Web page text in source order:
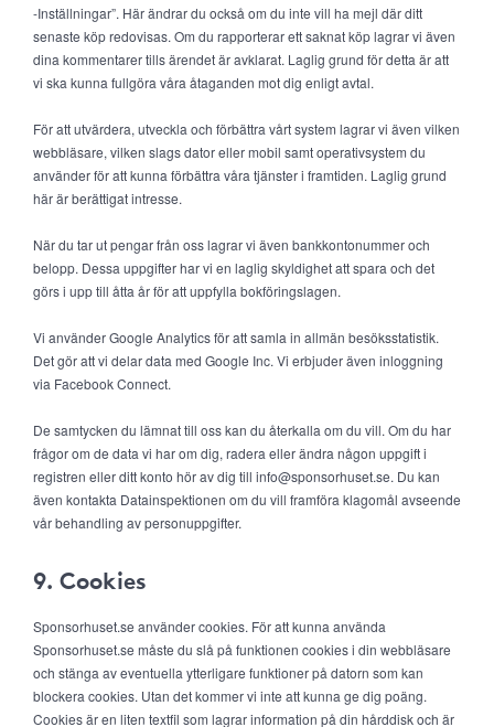
-Inställningar”. Här ändrar du också om du inte vill ha mejl där ditt
senaste köp redovisas. Om du rapporterar ett saknat köp lagrar vi även
dina kommentarer tills ärendet är avklarat. Laglig grund för detta är att
vi ska kunna fullgöra våra åtaganden mot dig enligt avtal.
För att utvärdera, utveckla och förbättra vårt system lagrar vi även vilken
webbläsare, vilken slags dator eller mobil samt operativsystem du
använder för att kunna förbättra våra tjänster i framtiden. Laglig grund
här är berättigat intresse.
När du tar ut pengar från oss lagrar vi även bankkontonummer och
belopp. Dessa uppgifter har vi en laglig skyldighet att spara och det
görs i upp till åtta år för att uppfylla bokföringslagen.
Vi använder Google Analytics för att samla in allmän besöksstatistik.
Det gör att vi delar data med Google Inc. Vi erbjuder även inloggning
via Facebook Connect.
De samtycken du lämnat till oss kan du återkalla om du vill. Om du har
frågor om de data vi har om dig, radera eller ändra någon uppgift i
registren eller ditt konto hör av dig till info@sponsorhuset.se. Du kan
även kontakta Datainspektionen om du vill framföra klagomål avseende
vår behandling av personuppgifter.
9. Cookies
Sponsorhuset.se använder cookies. För att kunna använda
Sponsorhuset.se måste du slå på funktionen cookies i din webbläsare
och stänga av eventuella ytterligare funktioner på datorn som kan
blockera cookies. Utan det kommer vi inte att kunna ge dig poäng.
Cookies är en liten textfil som lagrar information på din hårddisk och är